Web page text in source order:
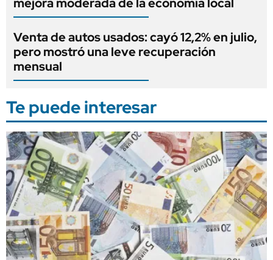
Venta de autos usados: cayó 12,2% en julio,
pero mostró una leve recuperación
mensual
Te puede interesar